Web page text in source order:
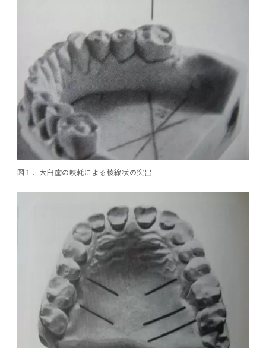
女性の活躍推進に向けた取り組み
目標とする教員の適正な年齢構成
キャンパスマスタープラン2016
国立大学法人ガバナンス・コード報告書
役員会議事概要について
企業活動と医療機関等の透明性ガイドライン
Call for Application to TMDU WISE
Programs (II) for the 2023 Academic Year
by Eligible Students (*Autumn admission)
令和５年度（２０２３年度）東京医科歯科大学
「卓越大学院生制度（Ⅱ）」対象学生（秋入学
対象）の募集について
ス」採用決定通知書授与式を行いました。
令和３年度（２０２１年度）東京医科歯科大学
「卓越大学院生制度（Ⅰ）」採用決定通知書授
与式を行いました。
学位の申請
その他 就職関連情報（推薦書等）
2017年 （PDF：75.1MB）
2016年 （PDF：73.0MB）
2015年 （PDF：83.3MB）
2014年 （PDF：21.4MB）
2021年度
2020年度
2019年度
2018年度
2014年度
2013年度
2018年 （PDF：18.7MB）
2017年 （PDF：7.2MB）
2016年 （PDF：13.5MB）
2015年 （PDF：2.3MB）
教学IR関連公開情報
教学IR関連公開情報トップ
卒業生進路アンケート
卒後3年大学評価アンケート
卒業時大学評価アンケート
科目評価（旧 科目別アンケート）
教学IR 業績・活動
生命倫理研究センター
疾患バイオリソースセンター
再生医療研究センター
再生医療研究センター（微生物安全性グルー
プ）
脳統合機能研究センター
核酸・ペプチド創薬治療研究センター
統合研究機構から他部局へ異動したセンタート
低侵襲医療センター（旧：低侵襲医歯学研究セ
ンター）
ITセキュリティ部門（学内専用サイト）
図書館部門
図書館部門トップ
図書館
図書館講習会
情報システムポータル
お茶の水医学雑誌
デジタル変革推進事務室
連絡先一覧
湯島学生支援センター
湯島学生支援センタートップ
学生相談支援室
ダイバーシティ・インクルージョン室
環境報告書
図１．大臼歯の咬耗による稜線状の突出